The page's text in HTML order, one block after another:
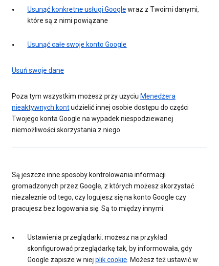
Usunąć konkretne usługi Google wraz z Twoimi danymi,
które są z nimi powiązane
Usunąć całe swoje konto Google
Usuń swoje dane
Poza tym wszystkim możesz przy użyciu Menedżera
nieaktywnych kontudzielić innej osobie dostępu do części
Twojego konta Google na wypadek niespodziewanej
niemożliwości skorzystania z niego.
Są jeszcze inne sposoby kontrolowania informacji
gromadzonych przez Google, z których możesz skorzystać
niezależnie od tego, czy logujesz się na konto Google czy
pracujesz bez logowania się. Są to między innymi:
Ustawienia przeglądarki: możesz na przykład
skonfigurować przeglądarkę tak, by informowała, gdy
Google zapisze w niej plik cookie . Możesz też ustawić w